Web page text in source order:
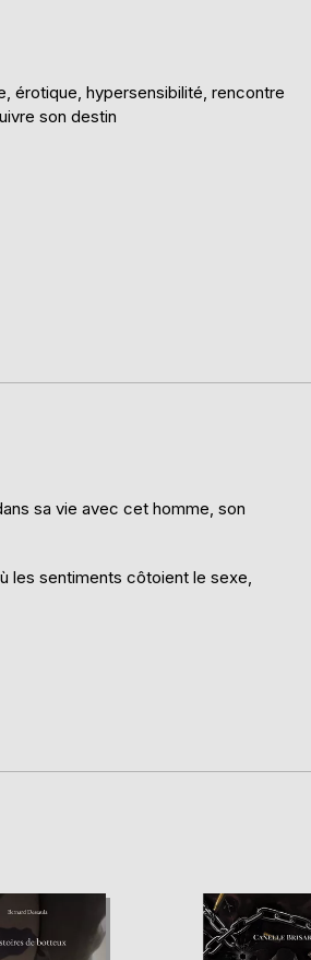
érotique, hypersensibilité, rencontre
son destin
sa vie avec cet homme, son
les sentiments côtoient le sexe,